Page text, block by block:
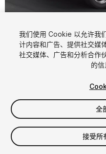
$4.99
增值税将在结算时计算
我们使用 Cookie 以允许我
计内容和广告、提供社交媒
社交媒体、广告和分析合作
的信
全
接受所